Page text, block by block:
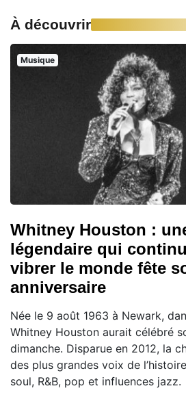
À découvrir
Musique
Whitney Houston :
légendaire qui
vibrer le monde fête
anniversaire
Née le 9 août 1963 à Newark,
Whitney Houston aurait célébré
dimanche. Disparue en 2012, la
des plus grandes voix de
soul, R&B, pop et influences jazz.